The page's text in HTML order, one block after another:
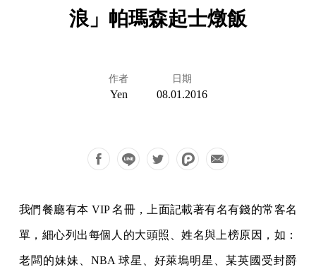
浪」帕瑪森起士燉飯
作者
Yen
日期
08.01.2016
我們餐廳有本 VIP 名冊，上面記載著有名有錢的常客名
單，細心列出每個人的大頭照、姓名與上榜原因，如：
老闆的妹妹、NBA 球星、好萊塢明星、某英國受封爵